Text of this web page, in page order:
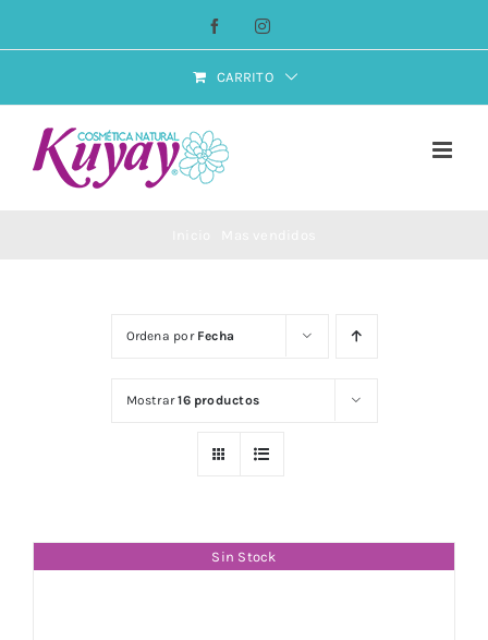
al
FacebookInstagram
CARRITO
Ordena por Fecha
Mostrar16 productos
Sin Stock